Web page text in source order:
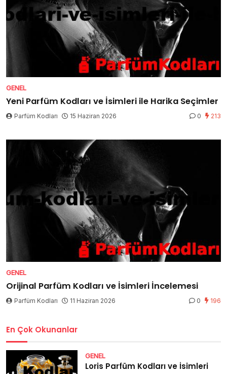
GENEL
Yeni Parfüm Kodları ve İsimleri ile Harika Seçimler
Parfüm Kodları 15 Haziran 2026 0 213
GENEL
Orijinal Parfüm Kodları ve İsimleri İncelemesi
Parfüm Kodları 11 Haziran 2026 0 196
En Çok Okunanlar
GENEL
Loris Parfüm Kodları ve İsimleri